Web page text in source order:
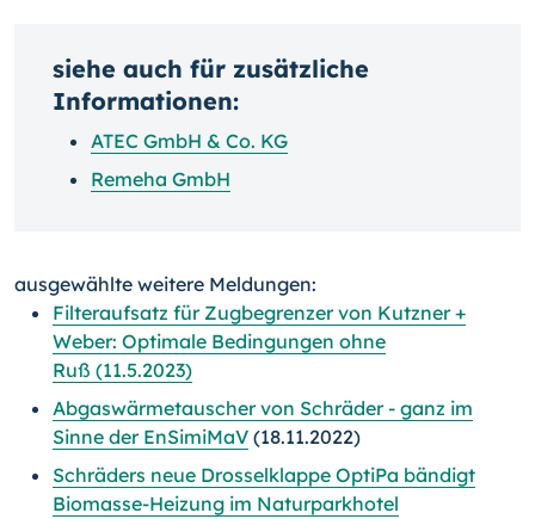
siehe auch für zusätzliche
Informationen:
ATEC GmbH & Co. KG
Remeha GmbH
ausgewählte weitere Meldungen:
Filteraufsatz für Zugbegrenzer von Kutzner +
Weber: Optimale Bedingungen ohne
Ruß (11.5.2023)
Abgaswärmetauscher von Schräder - ganz im
Sinne der EnSimiMaV (18.11.2022)
Schräders neue Drosselklappe OptiPa bändigt
Biomasse-Heizung im Naturparkhotel